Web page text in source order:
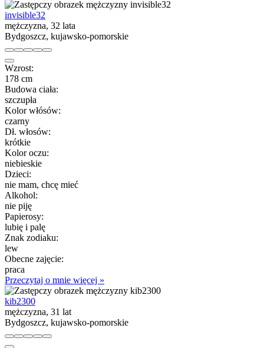
invisible32
mężczyzna, 32 lata
Bydgoszcz, kujawsko-pomorskie
Wzrost:
178 cm
Budowa ciała:
szczupła
Kolor włósów:
czarny
Dł. włosów:
krótkie
Kolor oczu:
niebieskie
Dzieci:
nie mam, chcę mieć
Alkohol:
nie piję
Papierosy:
lubię i palę
Znak zodiaku:
lew
Obecne zajęcie:
praca
Przeczytaj o mnie więcej »
kib2300
mężczyzna, 31 lat
Bydgoszcz, kujawsko-pomorskie